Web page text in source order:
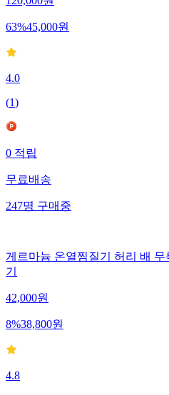
63%45,000원
4.0
(1)
0 적립
무료배송
247명 구매중
게르마늄 온열찜질기 허리 배
기
42,000원
8%38,800원
4.8